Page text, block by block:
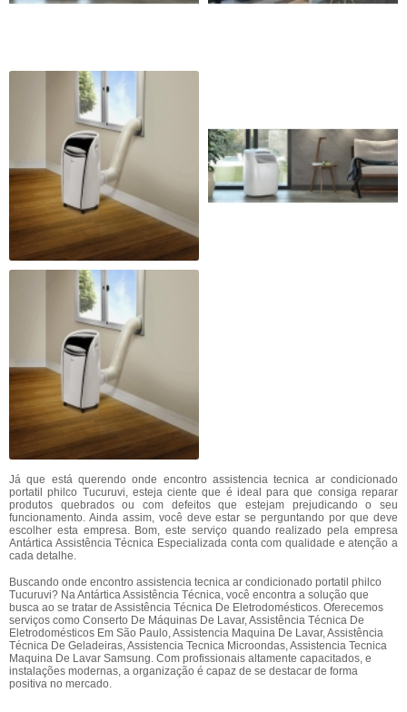
Já que está querendo onde encontro assistencia tecnica ar condicionado
portatil philco Tucuruvi, esteja ciente que é ideal para que consiga reparar
produtos quebrados ou com defeitos que estejam prejudicando o seu
funcionamento. Ainda assim, você deve estar se perguntando por que deve
escolher esta empresa. Bom, este serviço quando realizado pela empresa
Antártica Assistência Técnica Especializada conta com qualidade e atenção a
cada detalhe.
Buscando onde encontro assistencia tecnica ar condicionado portatil philco
Tucuruvi? Na Antártica Assistência Técnica, você encontra a solução que
busca ao se tratar de Assistência Técnica De Eletrodomésticos. Oferecemos
serviços como Conserto De Máquinas De Lavar, Assistência Técnica De
Eletrodomésticos Em São Paulo, Assistencia Maquina De Lavar, Assistência
Técnica De Geladeiras, Assistencia Tecnica Microondas, Assistencia Tecnica
Maquina De Lavar Samsung. Com profissionais altamente capacitados, e
instalações modernas, a organização é capaz de se destacar de forma
positiva no mercado.